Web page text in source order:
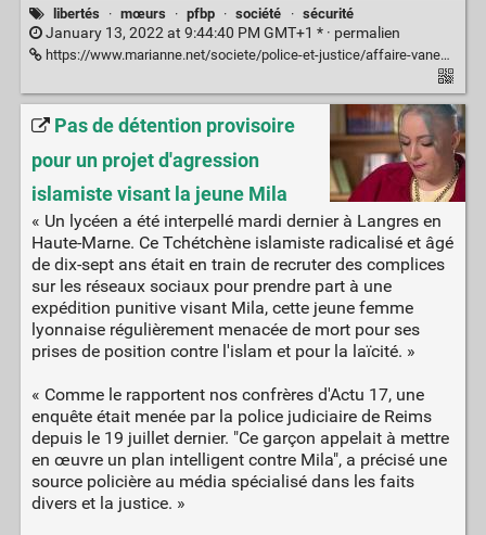
libertés · mœurs · pfbp · société · sécurité
January 13, 2022 at 9:44:40 PM GMT+1 * · permalien
https://www.marianne.net/societe/police-et-justice/affaire-vanesa-campos-le-proces-politise-du-meurtre-dune-prostituee-transgenre#utm_source=RSS-MARIANNE&utm_medium=Flux-Rss&utm_campaign=RSS_general
Pas de détention provisoire
pour un projet d'agression
islamiste visant la jeune Mila
« Un lycéen a été interpellé mardi dernier à Langres en
Haute-Marne. Ce Tchétchène islamiste radicalisé et âgé
de dix-sept ans était en train de recruter des complices
sur les réseaux sociaux pour prendre part à une
expédition punitive visant Mila, cette jeune femme
lyonnaise régulièrement menacée de mort pour ses
prises de position contre l'islam et pour la laïcité. »
« Comme le rapportent nos confrères d'Actu 17, une
enquête était menée par la police judiciaire de Reims
depuis le 19 juillet dernier. "Ce garçon appelait à mettre
en œuvre un plan intelligent contre Mila", a précisé une
source policière au média spécialisé dans les faits
divers et la justice. »